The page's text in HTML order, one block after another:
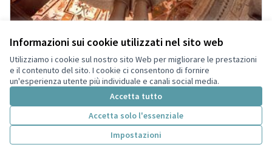
Informazioni sui cookie utilizzati nel sito web
Utilizziamo i cookie sul nostro sito Web per migliorare le prestazioni
e il contenuto del sito. I cookie ci consentono di fornire
un'esperienza utente più individuale e canali social media.
Accetta tutto
Accetta solo l'essenziale
Impostazioni
"(IL) VIGNOLA IN VETRINA" Progetto di
museo itinerante per le vie della città
Calligaro Francesca 0 0